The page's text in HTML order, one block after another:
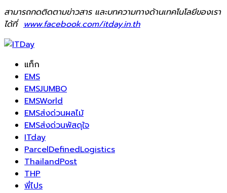
สามารถกดติดตามข่าวสาร และบทความทางด้านเทคโนโลยีของเรา
ได้ที่ www.facebook.com/itday.in.th
แท็ก
EMS
EMSJUMBO
EMSWorld
EMSส่งด่วนผลไม้
EMSส่งด่วนพัสดุใจ
ITday
ParcelDefinedLogistics
ThailandPost
THP
พี่ไปร